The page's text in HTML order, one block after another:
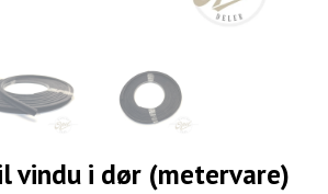
vindu i dør (metervare)